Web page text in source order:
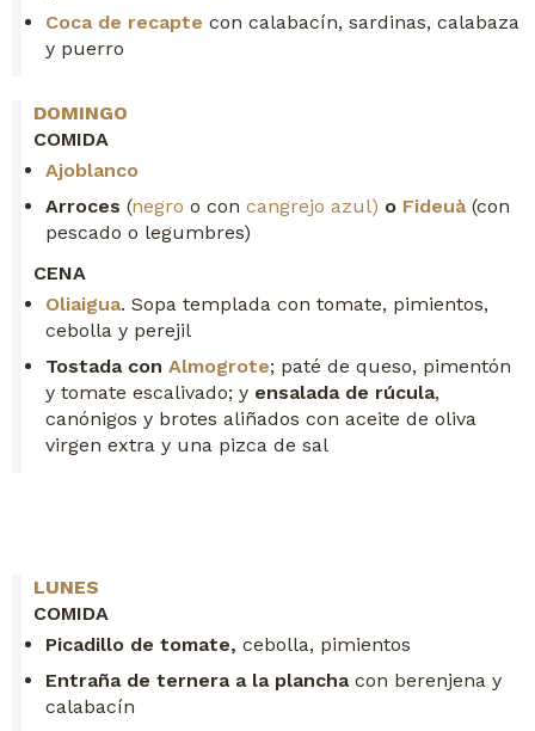
Coca de recapte con calabacín, sardinas, calabaza
y puerro
DOMINGO
COMIDA
Ajoblanco
Arroces (negro o con cangrejo azul) o Fideuà(con
pescado o legumbres)
CENA
Oliaigua. Sopa templada con tomate, pimientos,
cebolla y perejil
Tostada con Almogrote; paté de queso, pimentón
y tomate escalivado; y ensalada de rúcula,
canónigos y brotes aliñados con aceite de oliva
virgen extra y una pizca de sal
LUNES
COMIDA
Picadillo de tomate, cebolla, pimientos
Entraña de ternera a la planchacon berenjena y
calabacín